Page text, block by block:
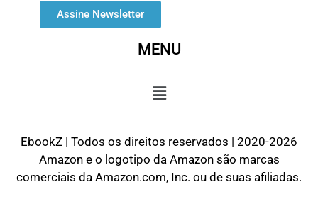
Assine Newsletter
MENU
EbookZ | Todos os direitos reservados | 2020-2026
Amazon e o logotipo da Amazon são marcas
comerciais da Amazon.com, Inc. ou de suas afiliadas.